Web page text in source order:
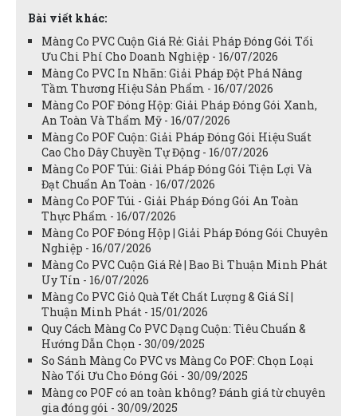
Bài viết khác:
Màng Co PVC Cuộn Giá Rẻ: Giải Pháp Đóng Gói Tối
Ưu Chi Phí Cho Doanh Nghiệp - 16/07/2026
Màng Co PVC In Nhãn: Giải Pháp Đột Phá Nâng
Tầm Thương Hiệu Sản Phẩm - 16/07/2026
Màng Co POF Đóng Hộp: Giải Pháp Đóng Gói Xanh,
An Toàn Và Thẩm Mỹ - 16/07/2026
Màng Co POF Cuộn: Giải Pháp Đóng Gói Hiệu Suất
Cao Cho Dây Chuyền Tự Động - 16/07/2026
Màng Co POF Túi: Giải Pháp Đóng Gói Tiện Lợi Và
Đạt Chuẩn An Toàn - 16/07/2026
Màng Co POF Túi - Giải Pháp Đóng Gói An Toàn
Thực Phẩm - 16/07/2026
Màng Co POF Đóng Hộp | Giải Pháp Đóng Gói Chuyên
Nghiệp - 16/07/2026
Màng Co PVC Cuộn Giá Rẻ | Bao Bì Thuận Minh Phát
Uy Tín - 16/07/2026
Màng Co PVC Giỏ Quà Tết Chất Lượng & Giá Sỉ |
Thuận Minh Phát - 15/01/2026
Quy Cách Màng Co PVC Dạng Cuộn: Tiêu Chuẩn &
Hướng Dẫn Chọn - 30/09/2025
So Sánh Màng Co PVC vs Màng Co POF: Chọn Loại
Nào Tối Ưu Cho Đóng Gói - 30/09/2025
Màng co POF có an toàn không? Đánh giá từ chuyên
gia đóng gói - 30/09/2025